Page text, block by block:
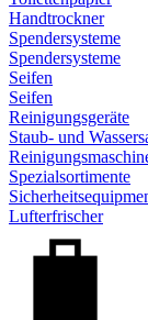
Handtrockner
Spendersysteme
Spendersysteme
Seifen
Seifen
Reinigungsgeräte
Staub- und
Spezialsortimente
Lufterfrischer